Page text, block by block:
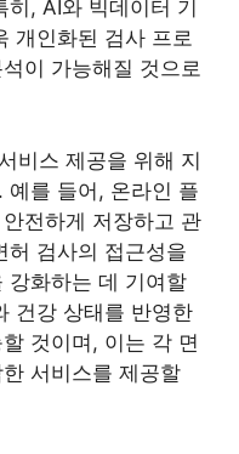
, AI와 빅데이터 기
개인화된 검사 프로
이 가능해질 것으로
비스 제공을 위해 지
예를 들어, 온라인 플
전하게 저장하고 관
허 검사의 접근성을
강화하는 데 기여할
건강 상태를 반영한
것이며, 이는 각 면
서비스를 제공할